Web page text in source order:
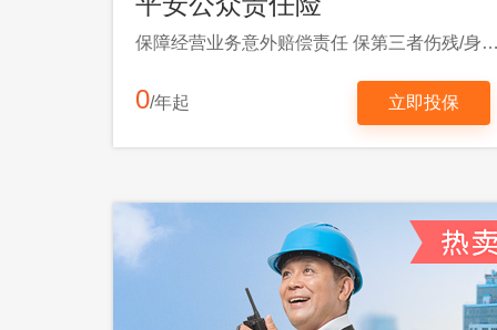
保障经营业务意外赔偿责任 保第三者伤残/
0/年起 立即投保